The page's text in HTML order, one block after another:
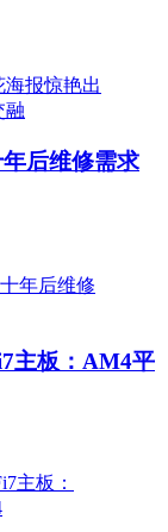
后维修需求
主板：AM4平